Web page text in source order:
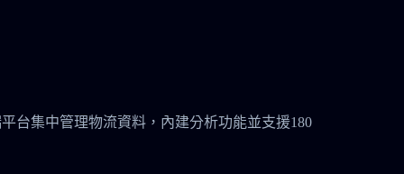
台集中管理物流資料，內建分析功能並支援180